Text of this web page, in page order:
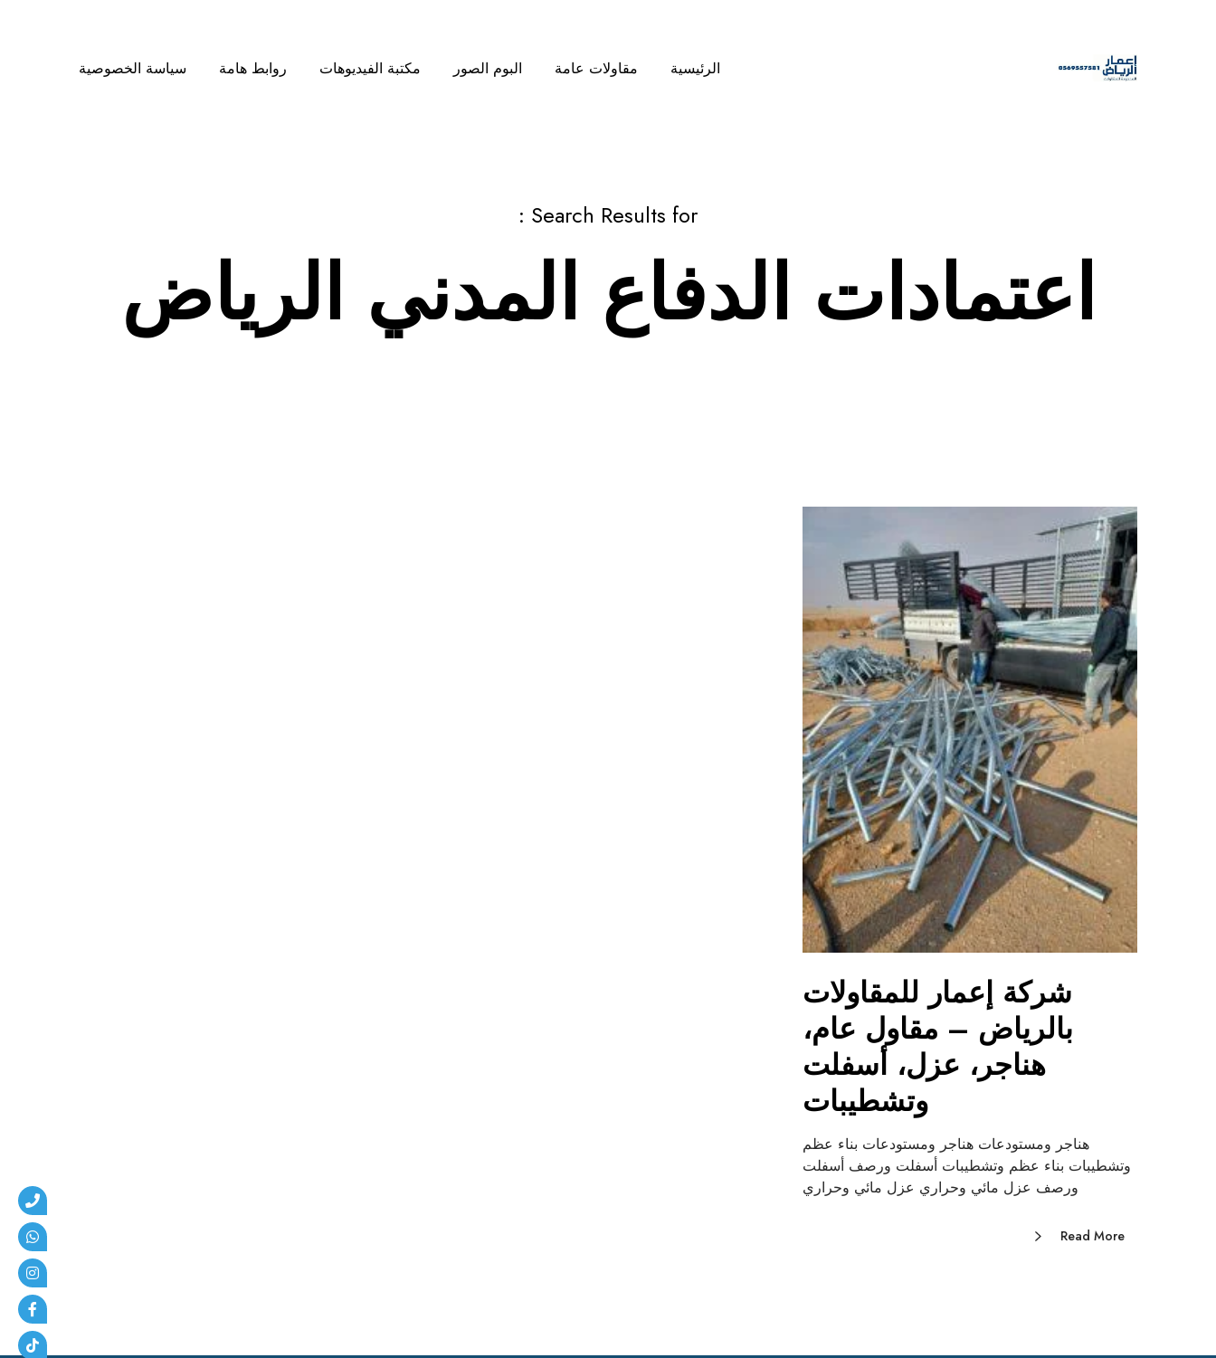
الرئيسية مقاولات عامة البوم الصور مكتبة الفيديوهات روابط هامة سياسة الخصوصية
Search Results for :
اعتمادات الدفاع المدني الرياض
شركة إعمار للمقاولات
بالرياض – مقاول عام،
هناجر، عزل، أسفلت
وتشطيبات
هناجر ومستودعات هناجر ومستودعات بناء عظم
وتشطيبات بناء عظم وتشطيبات أسفلت ورصف أسفلت
ورصف عزل مائي وحراري عزل مائي وحراري
Read More